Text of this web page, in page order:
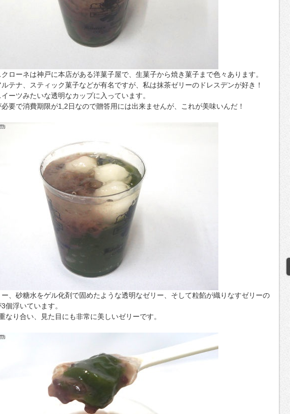
ローネは神戸に本店がある洋菓子屋で、生菓子から焼き菓子まで色々あります。
テナ、スティック菓子などが有名ですが、私は抹茶ゼリーのドレスデンが好き！
ーツみたいな透明なカップに入っています。
要で消費期限が1,2日なので贈答用には出来ませんが、これが美味いんだ！
、砂糖水をゲル化剤で固めたような透明なゼリー、そして粒餡が織りなすゼリーの
個浮いています。
なり合い、見た目にも非常に美しいゼリーです。